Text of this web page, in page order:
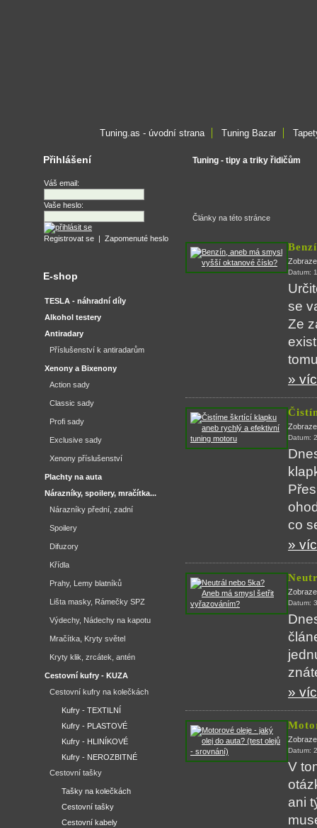
Tuning.as - úvodní strana Tuning Bazar
Tuning - tipy a triky řidičům
Články na této stránce
Datum:
se
Ze
»
Datum:
co
»
Datum:
»
Datum:
V
ani
Přihlášení
Váš email:
Vaše heslo:
Registrovat se | Zapomenuté heslo
E-shop
TESLA - náhradní díly
Alkohol testery
Antiradary
Příslušenství k antiradarům
Xenony a Bixenony
Action sady
Classic sady
Profi sady
Exclusive sady
Xenony příslušenství
Plachty na auta
Nárazníky, spoilery, mračítka...
Nárazníky přední, zadní
Spoilery
Difuzory
Křídla
Prahy, Lemy blatníků
Lišta masky, Rámečky SPZ
Výdechy, Nádechy na kapotu
Mračítka, Kryty světel
Kryty klik, zrcátek, antén
Cestovní kufry - KUZA
Cestovní kufry na kolečkách
Kufry - TEXTILNÍ
Kufry - PLASTOVÉ
Kufry - HLINÍKOVÉ
Kufry - NEROZBITNÉ
Cestovní tašky
Tašky na kolečkách
Cestovní tašky
Cestovní kabely